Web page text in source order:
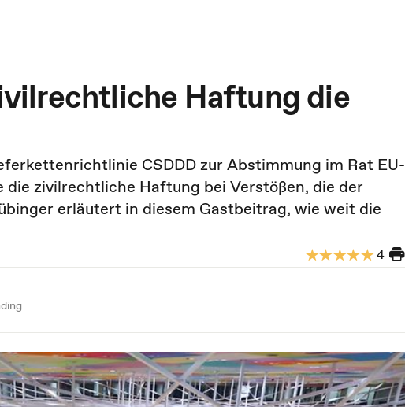
Haftung die
CSDDD zur Abstimmung im Rat EU-
zivilrechtliche Haftung bei Verstößen, die der
erläutert in diesem Gastbeitrag, wie weit die
4